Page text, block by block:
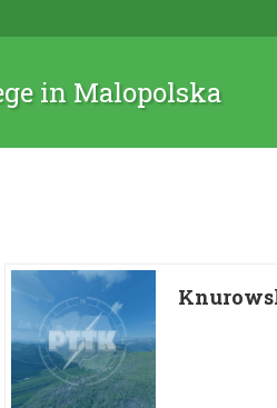
in Malopolska